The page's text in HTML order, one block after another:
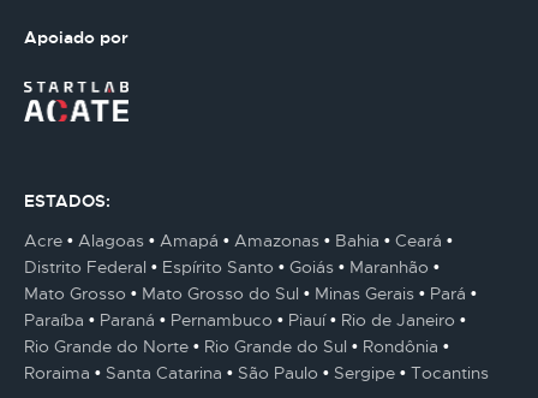
Apoiado por
ESTADOS:
Acre
Alagoas Amapá Amazonas Bahia
Ceará
Distrito Federal
Espírito Santo Goiás
Maranhão
Mato Grosso
Mato Grosso do Sul Minas Gerais
Pará
Paraíba
Paraná Pernambuco Piauí
Rio de Janeiro
Rio Grande do Norte
Rio Grande do Sul
Rondônia
Roraima
Santa Catarina São Paulo Sergipe Tocantins